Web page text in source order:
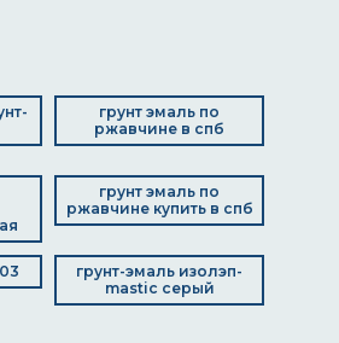
грунт эмаль по
ржавчине в спб
грунт эмаль по
ржавчине купить в спб
грунт-эмаль изолэп-
mastic серый